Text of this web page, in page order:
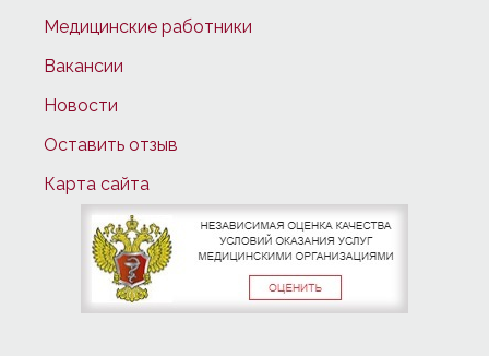
Медицинские работники
Вакансии
Новости
Оставить отзыв
Карта сайта